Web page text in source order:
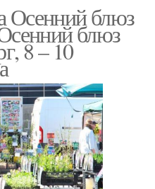
Осенний блюз
блюз
8 – 10